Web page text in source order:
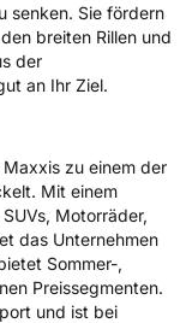
Nein
B.V.,
Uden Noord
senken. Sie fördern
breiten Rillen und
der
an Ihr Ziel.
zu einem der
Mit einem
Motorräder,
das Unternehmen
Sommer-,
Preissegmenten.
und ist bei